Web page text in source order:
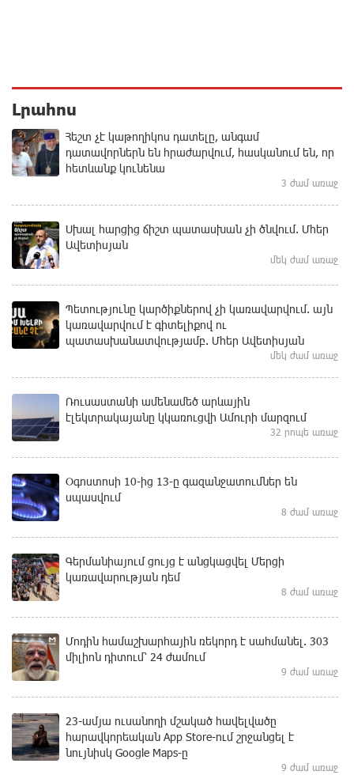
Լրահոս
Հեշտ չէ կաթողիկոս դատելը, անգամ
դատավորներն են հրաժարվում, հասկանում են, որ
հետևանք կունենա
3 ժամ առաջ
Սխալ հարցից ճիշտ պատասխան չի ծնվում. Մհեր
Ավետիսյան
մեկ ժամ առաջ
Պետությունը կարծիքներով չի կառավարվում. այն
կառավարվում է գիտելիքով ու
պատասխանատվությամբ. Մհեր Ավետիսյան
մեկ ժամ առաջ
Ռուսաստանի ամենամեծ արևային
էլեկտրակայանը կկառուցվի Ամուրի մարզում
32 րոպե առաջ
Օգոստոսի 10-ից 13-ը գազանջատումներ են
սպասվում
8 ժամ առաջ
Գերմանիայում ցույց է անցկացվել Մերցի
կառավարության դեմ
8 ժամ առաջ
Մոդին համաշխարհային ռեկորդ է սահմանել. 303
միլիոն դիտում՝ 24 ժամում
9 ժամ առաջ
23-ամյա ուսանողի մշակած հավելվածը
հարավկորեական App Store-ում շրջանցել է
նույնիսկ Google Maps-ը
9 ժամ առաջ